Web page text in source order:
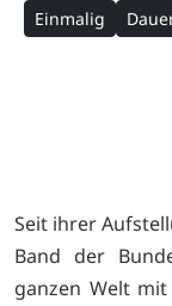
Einmalig
Seit ihrer
Band der
ganzen Welt